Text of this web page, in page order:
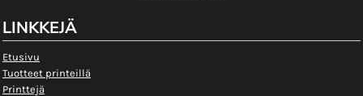
LINKKEJÄ
Etusivu
Tuotteet printeillä
Printtejä